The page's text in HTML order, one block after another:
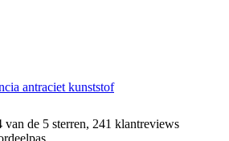
antraciet kunststof
van de 5 sterren, 241 klantreviews